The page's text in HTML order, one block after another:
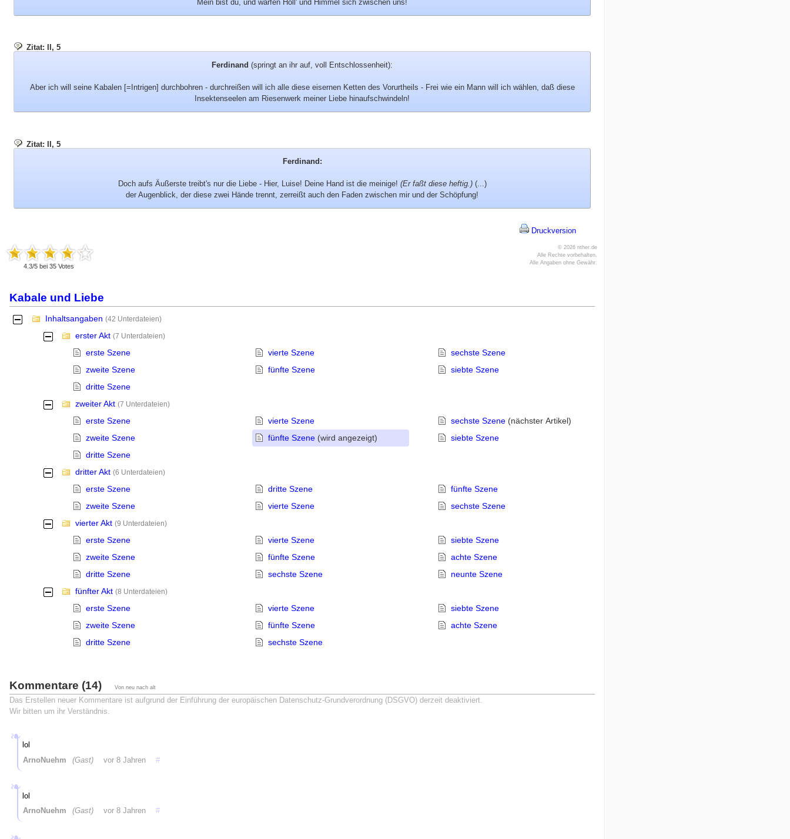
Mein bist du, und wärfen Höll' und Himmel sich zwischen uns!
Zitat: II, 5
Ferdinand (springt an ihr auf, voll Entschlossenheit):
Aber ich will seine Kabalen [=Intrigen] durchbohren - durchreißen will ich alle diese eisernen Ketten des Vorurtheils - Frei wie ein Mann will ich wählen, daß diese
Insektenseelen am Riesenwerk meiner Liebe hinaufschwindeln!
Zitat: II, 5
Ferdinand:
Doch aufs Äußerste treibt's nur die Liebe - Hier, Luise! Deine Hand ist die meinige! (Er faßt diese heftig.)(...)
der Augenblick, der diese zwei Hände trennt, zerreißt auch den Faden zwischen mir und der Schöpfung!
Druckversion
4.3/5 bei 35 Votes
© 2026 rither.de
Alle Rechte vorbehalten.
Alle Angaben ohne Gewähr.
Kabale und Liebe
- Inhaltsangaben (42 Unterdateien)
- erster Akt (7 Unterdateien)
erste Szene
zweite Szene
dritte Szene
vierte Szene
fünfte Szene
sechste Szene
siebte Szene
- zweiter Akt (7 Unterdateien)
erste Szene
zweite Szene
dritte Szene
vierte Szene
fünfte Szene (wird angezeigt)
sechste Szene(nächster Artikel)
siebte Szene
- dritter Akt (6 Unterdateien)
erste Szene
zweite Szene
dritte Szene
vierte Szene
fünfte Szene
sechste Szene
- vierter Akt (9 Unterdateien)
erste Szene
zweite Szene
dritte Szene
vierte Szene
fünfte Szene
sechste Szene
siebte Szene
achte Szene
neunte Szene
- fünfter Akt (8 Unterdateien)
erste Szene
zweite Szene
dritte Szene
vierte Szene
fünfte Szene
sechste Szene
siebte Szene
achte Szene
Kommentare (14) Von neu nach alt
Das Erstellen neuer Kommentare ist aufgrund der Einführung der europäischen Datenschutz-Grundverordnung (DSGVO) derzeit deaktiviert.
Wir bitten um ihr Verständnis.
lol
ArnoNuehm
(Gast) vor 8 Jahren #
lol
ArnoNuehm
(Gast) vor 8 Jahren #